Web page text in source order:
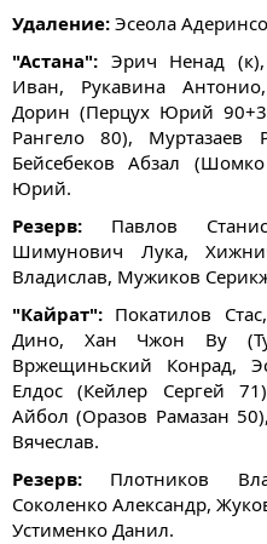
Удаление: Эсеола
"Астана": Эрич Ненад
Иван, Рукавина
Дорин (Перцух Юрий
Рангело 80), Муртазаев
Бейсебеков Абзал
Юрий.
Резерв: Павлов
Шимунович Лука,
Владислав, Мужиков
"Кайрат": Покатилов
Дино, Хан Чжон Ву
Вржещиньский Конрад,
Елдос (Кейлер Сергей
Айбол (Оразов Рамазан
Вячеслав.
Резерв: Плотников
Соколенко Александр,
Устименко Данил.